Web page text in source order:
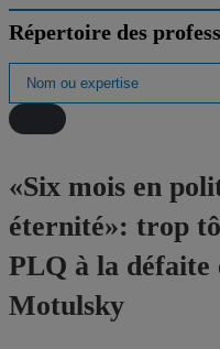
Répertoire des
«Six mois en
éternité»: trop
PLQ à la défaite
Motulsky